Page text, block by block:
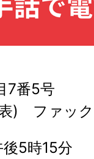
7番5号
) ファッ
5時15分